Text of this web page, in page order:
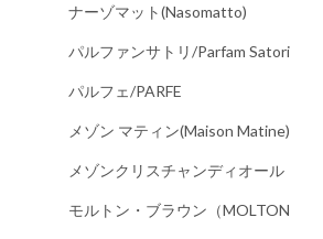
ナーゾマット(Nasomatto)
パルファンサトリ/parfam Satori
パルフェ/PARFE
メゾン マティン(Maison Matine)
メゾンクリスチャンディオール
モルトン・ブラウン（MOLTON